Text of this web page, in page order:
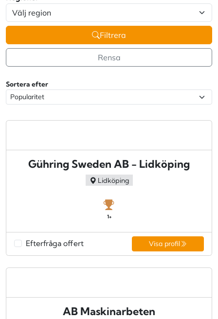
Filtrera
Rensa
Sortera efter
Gühring Sweden AB - Lidköping
Lidköping
1+
Efterfråga offert Visa profil
AB Maskinarbeten